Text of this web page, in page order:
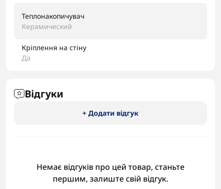
Теплонакопичувач
Керамический
Кріплення на стіну
Да
Відгуки
+ Додати відгук
Немає відгуків про цей товар, станьте
першим, залиште свій відгук.